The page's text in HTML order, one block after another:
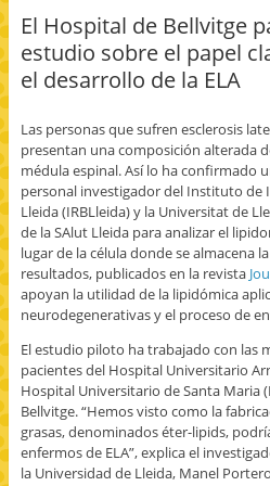
F
a
c
e
b
o
(
S
e
a
b
r
e
e
n
u
n
a
e
n
t
n
a
n
u
e
v
a
)
a
c
o
m
p
a
i
e
n
T
w
i
t
t
e
r
(
S
e
a
b
e
e
n
u
n
a
v
e
n
t
a
a
o
m
p
a
i
e
n
G
o
o
g
l
e
+
(
S
e
a
b
e
e
n
u
a
v
e
n
t
a
a
e
n
v
i
a
o
r
c
o
r
r
e
o
e
l
e
c
r
ó
n
c
o
a
u
a
m
i
g
o
(
a
i
m
p
r
i
r
S
e
a
b
r
e
e
n
u
n
v
e
n
a
n
a
n
u
e
v
a
)
El Hospital de Bellvitge
estudio sobre el papel
el desarrollo de la ELA
Las personas que sufren esclerosis
presentan una composición alterada
médula espinal. Así lo ha confirmado
personal investigador del Instituto de
Lleida (IRBLleida) y la Universitat de
de la SAlut Lleida para analizar el
lugar de la célula donde se almacena
resultados, publicados en la revista
apoyan la utilidad de la lipidómica
neurodegenerativas y el proceso de
El estudio piloto ha trabajado con las
pacientes del Hospital Universitario
Hospital Universitario de Santa Maria
Bellvitge. “Hemos visto como la
grasas, denominados éter-lipids,
enfermos de ELA”, explica el
la Universidad de Lleida, Manel